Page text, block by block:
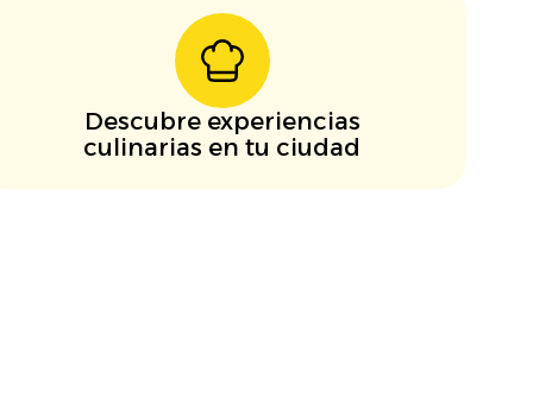
Descubre experiencias
culinarias en tu ciudad